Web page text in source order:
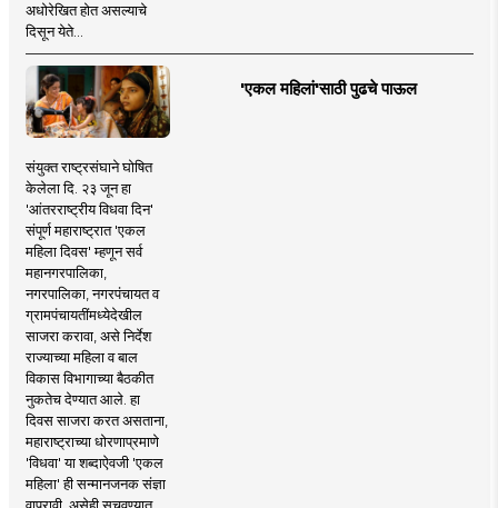
अधोरेखित होत असल्याचे
दिसून येते...
'एकल महिलां'साठी पुढचे पाऊल
संयुक्त राष्ट्रसंघाने घोषित
केलेला दि. २३ जून हा
'आंतरराष्ट्रीय विधवा दिन'
संपूर्ण महाराष्ट्रात 'एकल
महिला दिवस' म्हणून सर्व
महानगरपालिका,
नगरपालिका, नगरपंचायत व
ग्रामपंचायतींमध्येदेखील
साजरा करावा, असे निर्देश
राज्याच्या महिला व बाल
विकास विभागाच्या बैठकीत
नुकतेच देण्यात आले. हा
दिवस साजरा करत असताना,
महाराष्ट्राच्या धोरणाप्रमाणे
'विधवा' या शब्दाऐवजी 'एकल
महिला' ही सन्मानजनक संज्ञा